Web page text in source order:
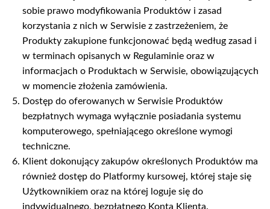
sobie prawo modyfikowania Produktów i zasad
korzystania z nich w Serwisie z zastrzeżeniem, że
Produkty zakupione funkcjonować będą według zasad i
w terminach opisanych w Regulaminie oraz w
informacjach o Produktach w Serwisie, obowiązujących
w momencie złożenia zamówienia.
Dostęp do oferowanych w Serwisie Produktów
bezpłatnych wymaga wyłącznie posiadania systemu
komputerowego, spełniającego określone wymogi
techniczne.
Klient dokonujący zakupów określonych Produktów ma
również dostęp do Platformy kursowej, której staje się
Użytkownikiem oraz na której loguje się do
indywidualnego, bezpłatnego Konta Klienta.